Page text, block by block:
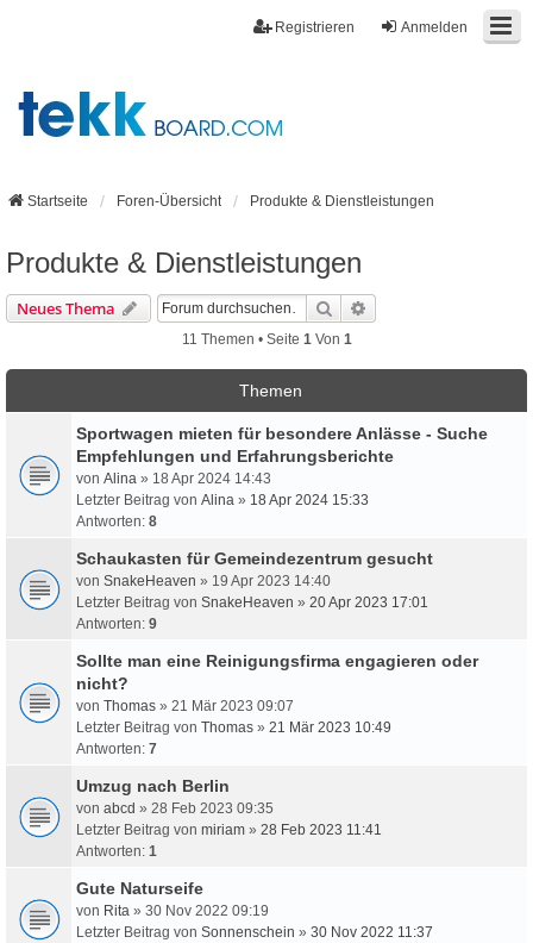
Anmelden
Registrieren
Startseite Foren-Übersicht Produkte & Dienstleistungen
Produkte & Dienstleistungen
Neues Thema Suche
11 Themen • Seite 1Von 1
Themen
Sportwagen mieten für besondere Anlässe - Suche
Empfehlungen und Erfahrungsberichte
von Alina » 18 Apr 2024 14:43
Letzter Beitrag von Alina » 18 Apr 2024 15:33
Antworten: 8
Schaukasten für Gemeindezentrum gesucht
von SnakeHeaven » 19 Apr 2023 14:40
Letzter Beitrag von SnakeHeaven » 20 Apr 2023 17:01
Antworten: 9
Sollte man eine Reinigungsfirma engagieren oder
nicht?
von Thomas » 21 Mär 2023 09:07
Letzter Beitrag von Thomas » 21 Mär 2023 10:49
Antworten: 7
Umzug nach Berlin
von abcd » 28 Feb 2023 09:35
Letzter Beitrag von miriam » 28 Feb 2023 11:41
Antworten: 1
Gute Naturseife
von Rita » 30 Nov 2022 09:19
Letzter Beitrag von Sonnenschein » 30 Nov 2022 11:37